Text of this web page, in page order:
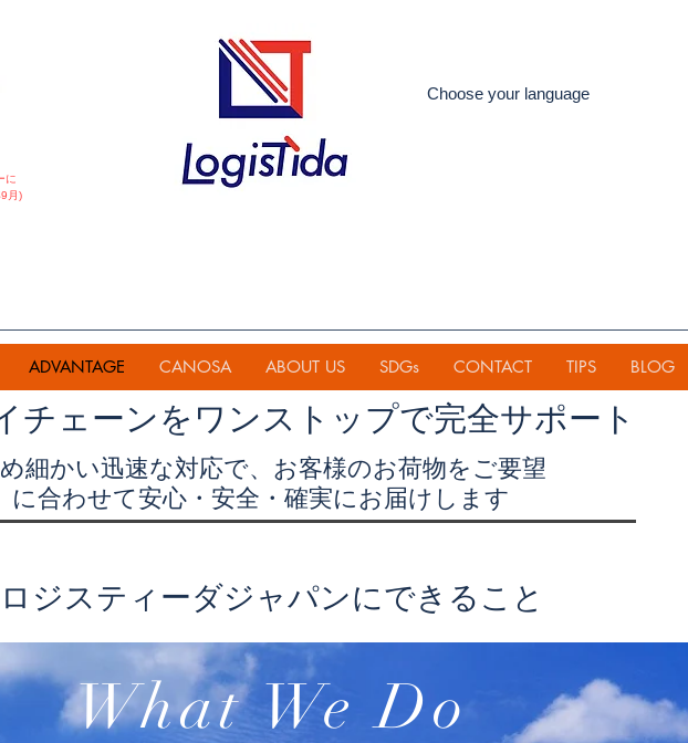
に
月)
Choose your language
ADVANTAGE CANOSA ABOUT US SDGs CONTACT TIPS BLOG
チェーンを ワンストップで完全サポート
細かい迅速な対応で、お客様のお荷物をご要望
に合わせて安心・安全・確実にお届けします
ロジスティーダジャパンにできること
What We Do